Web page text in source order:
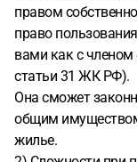
правом
право
вами как с членом
статьи 31 ЖК РФ).
Она сможет
общим
жилье.